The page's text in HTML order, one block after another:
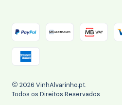
2026 VinhAlvarinho.pt.
Todos os Direitos Reservados.